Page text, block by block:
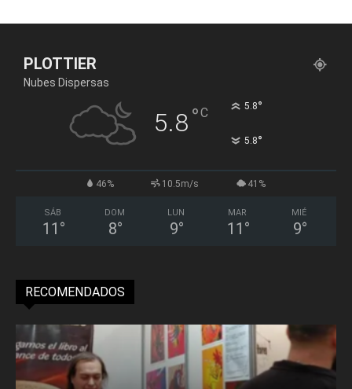
PLOTTIER
Nubes Dispersas
5.8°C 5.8°
5.8°
46% 10.5m/s 41%
SÁB
11 °
DOM
8°
LUN
9°
MAR
11 °
MIÉ
9°
RECOMENDADOS